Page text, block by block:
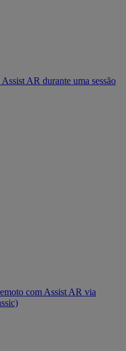
AR durante uma sessão
com Assist AR via